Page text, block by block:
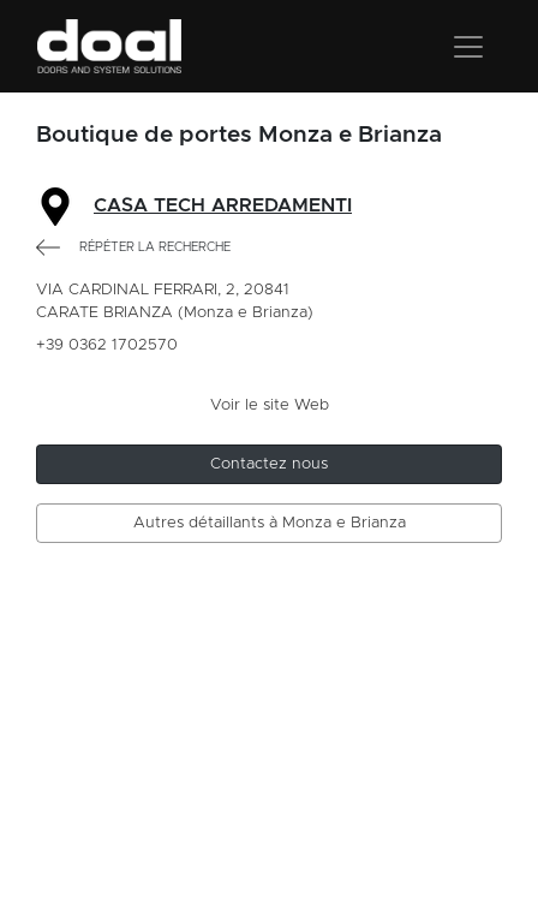
Boutique de portes Monza e Brianza
CASA TECH ARREDAMENTI
RÉPÉTER LA RECHERCHE
VIA CARDINAL FERRARI, 2, 20841
CARATE BRIANZA (Monza e Brianza)
+39 0362 1702570
Voir le site Web
Contactez nous
Autres détaillants à Monza e Brianza